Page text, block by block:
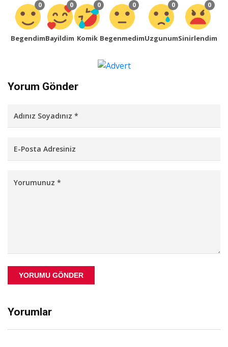
0
Begendim
0
Bayildim
0
Komik
0
Begenmedim
0
Uzgunum
0
Sinirlendim
Yorum Gönder
YORUMU GÖNDER
Yorumlar